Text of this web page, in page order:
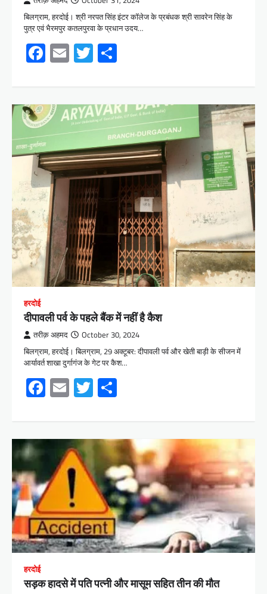
बिलग्राम, हरदोई। श्री नरपत सिंह इंटर कॉलेज के प्रबंधक श्री सावरेन सिंह के
पुत्र एवं भैरमपुर कतलपुरवा के प्रधान उदय…
Facebook
EmailTwitter
हरदोई
दीपावली पर्व के पहले बैंक में नहीं है कैश
तरीक़ अहमद October 30, 2024
बिलग्राम, हरदोई। बिलग्राम, 29 अक्टूबर: दीपावली पर्व और खेती बाड़ी के सीजन में
आर्यावर्त शाखा दुर्गागंज के गेट पर कैश…
Facebook
EmailTwitter
हरदोई
सड़क हादसे में पति पत्नी और मासूम सहित तीन की मौत